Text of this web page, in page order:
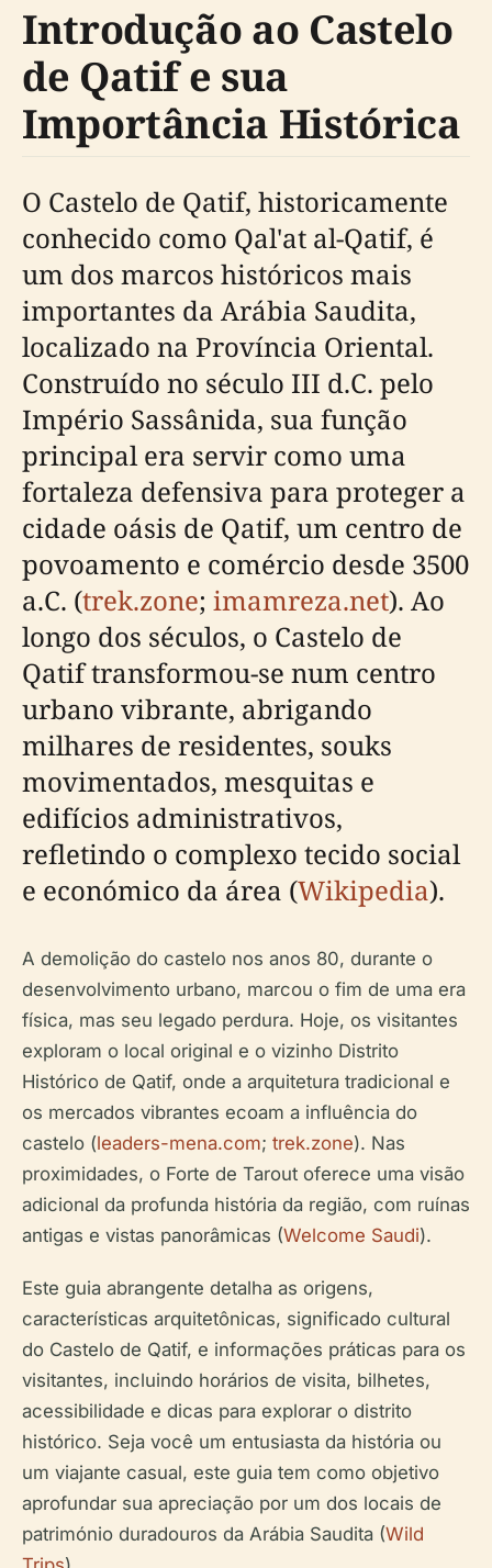
Introdução ao Castelo
de Qatif e sua
Importância Histórica
O Castelo de Qatif, historicamente
conhecido como Qal'at al-Qatif, é
um dos marcos históricos mais
importantes da Arábia Saudita,
localizado na Província Oriental.
Construído no século III d.C. pelo
Império Sassânida, sua função
principal era servir como uma
fortaleza defensiva para proteger a
cidade oásis de Qatif, um centro de
povoamento e comércio desde 3500
a.C. (trek.zone; imamreza.net). Ao
longo dos séculos, o Castelo de
Qatif transformou-se num centro
urbano vibrante, abrigando
milhares de residentes, souks
movimentados, mesquitas e
edifícios administrativos,
refletindo o complexo tecido social
e económico da área (Wikipedia).
A demolição do castelo nos anos 80, durante o
desenvolvimento urbano, marcou o fim de uma era
física, mas seu legado perdura. Hoje, os visitantes
exploram o local original e o vizinho Distrito
Histórico de Qatif, onde a arquitetura tradicional e
os mercados vibrantes ecoam a influência do
castelo (leaders-mena.com; trek.zone). Nas
proximidades, o Forte de Tarout oferece uma visão
adicional da profunda história da região, com ruínas
antigas e vistas panorâmicas (Welcome Saudi).
Este guia abrangente detalha as origens,
características arquitetônicas, significado cultural
do Castelo de Qatif, e informações práticas para os
visitantes, incluindo horários de visita, bilhetes,
acessibilidade e dicas para explorar o distrito
histórico. Seja você um entusiasta da história ou
um viajante casual, este guia tem como objetivo
aprofundar sua apreciação por um dos locais de
património duradouros da Arábia Saudita (Wild